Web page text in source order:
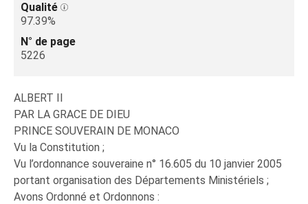
Qualité
97.39%
N° de page
5226
ALBERT II
PAR LA GRACE DE DIEU
PRINCE SOUVERAIN DE MONACO
Vu la Constitution ;
Vu l’ordonnance souveraine n° 16.605 du 10 janvier 2005
portant organisation des Départements Ministériels ;
Avons Ordonné et Ordonnons :